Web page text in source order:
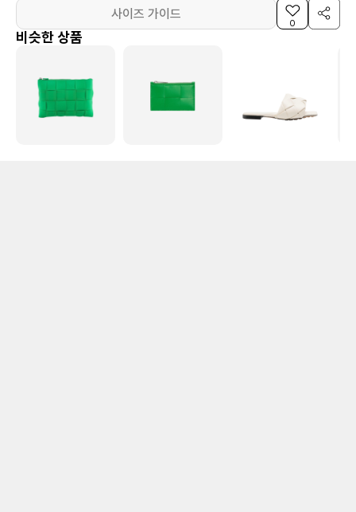
사이즈 가이드
0
비슷한 상품